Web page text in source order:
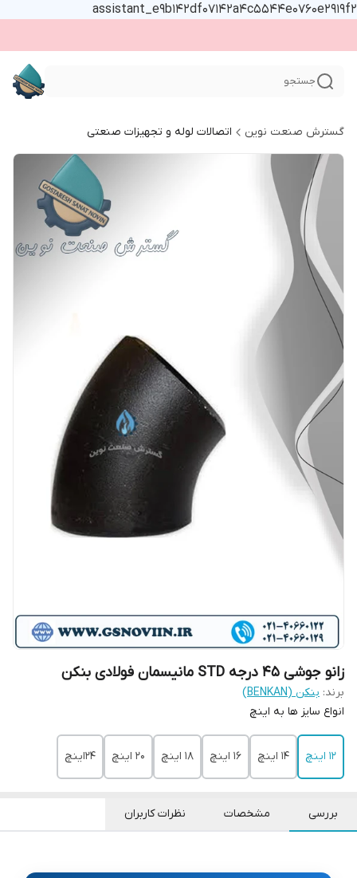
assistant_e9b142df07142a4c5544e0760e2919f2
جستجو
گسترش صنعت نوین اتصالات لوله و تجهیزات صنعتی
زانو جوشی 45 درجه STD مانیسمان فولادی بنکن
برند: بنکن (BENKAN)
انواع سایز ها به اینچ
12 اینچ 14 اینچ 16 اینچ 18 اینچ 20 اینچ 24اینچ
بررسی مشخصات نظرات کاربران